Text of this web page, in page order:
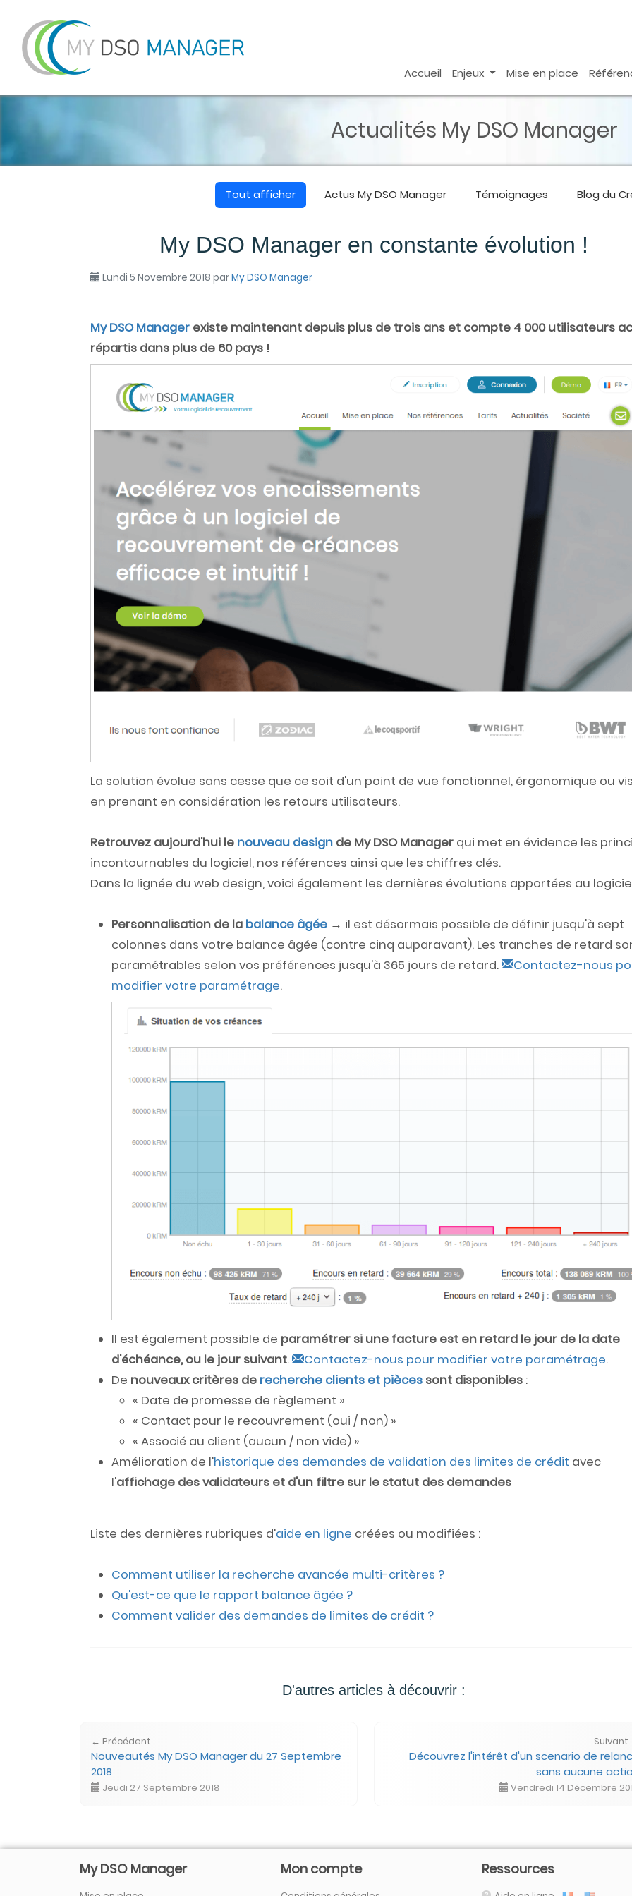
Accueil Enjeux Mise en place
Actualités My DSO Manager
Tout afficher Actus My DSO Manager Témoignages Blog du
My DSO Manager en constante évolution !
Lundi 5 Novembre 2018 parMy DSO Manager
My DSO Manager existe maintenant depuis plus de trois ans et compte 4 000 utilisateurs
répartis dans plus de 60pays !
La solution évolue sans cesse que ce soit d'un point de vue fonctionnel, érgonomique ou
en prenant en considération les retours utilisateurs.
Retrouvez aujourd'hui le nouveau design de My DSO Manager qui met en évidence les
incontournables du logiciel, nos références ainsi que les chiffres clés.
Dans la lignée du web design, voici également les dernières évolutions apportées au
Personnalisation de la balance âgée → il est désormais possible de définir jusqu'à sept
colonnes dans votre balance âgée (contre cinq auparavant). Les tranches de retard
paramétrables selon vos préférences jusqu'à 365 jours de retard.
Contactez-nous
modifier votre paramétrage.
Il est également possible de paramétrer si une facture est en retard le jour de la date
d'échéance, ou le jour suivant. Contactez-nous pour modifier votre paramétrage.
De nouveaux critères de recherche clients et pièces sont disponibles :
« Date de promesse de règlement »
« Contact pour le recouvrement (oui / non) »
« Associé au client (aucun / non vide) »
Amélioration de l'historique des demandes de validation des limites de crédit avec
l'affichage des validateurs et d'un filtre sur le statut des demandes
Liste des dernières rubriques d'aide en ligne créées ou modifiées :
Comment utiliser la recherche avancée multi-critères ?
Qu'est-ce que le rapport balance âgée ?
Comment valider des demandes de limites de crédit ?
D'autres articles à découvrir :
← Précédent
Nouveautés My DSO Manager du 27 Septembre
2018
Jeudi 27 Septembre 2018
Découvrez l'intérêt d'un scenario de
sans aucune
Vendredi 14 Décembre
My DSO Manager Mon compte Ressources